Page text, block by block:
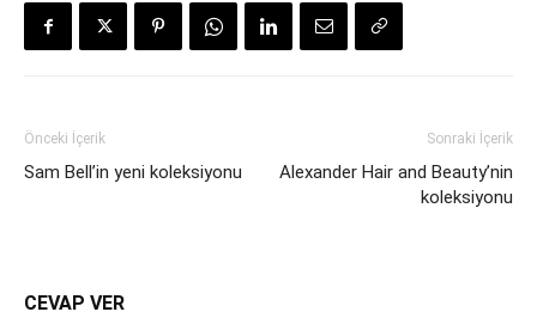
Önceki İçerik
Sam Bell’in yeni koleksiyonu
Sonraki İçerik
Alexander Hair and Beauty’nin
koleksiyonu
CEVAP VER